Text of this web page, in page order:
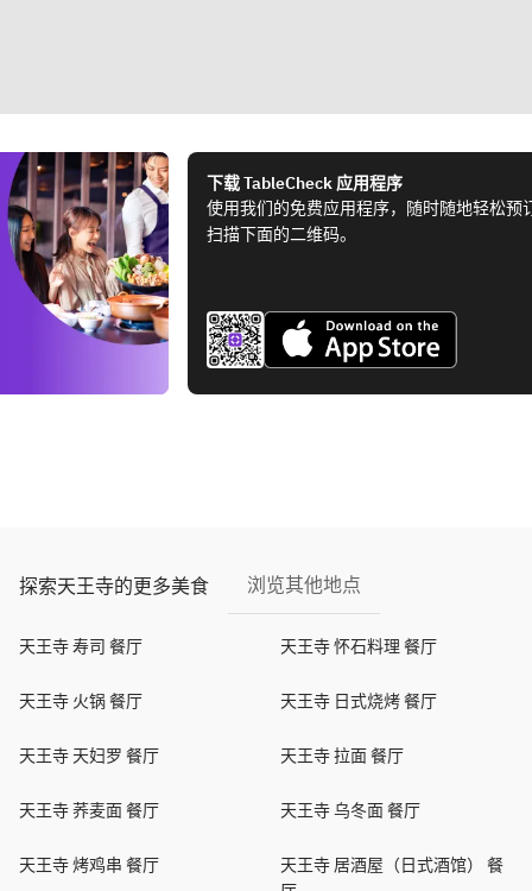
下载 TableCheck 应用程序
使用我们的免费应用程序，随时随地轻松预
扫描下面的二维码。
探索天王寺的更多美食 浏览其他地点
天王寺 寿司 餐厅 天王寺 怀石料理 餐厅
天王寺 火锅 餐厅 天王寺 日式烧烤 餐厅
天王寺 天妇罗 餐厅 天王寺 拉面 餐厅
天王寺 荞麦面 餐厅 天王寺 乌冬面 餐厅
天王寺 烤鸡串 餐厅
天王寺 居酒屋（日式酒馆） 餐